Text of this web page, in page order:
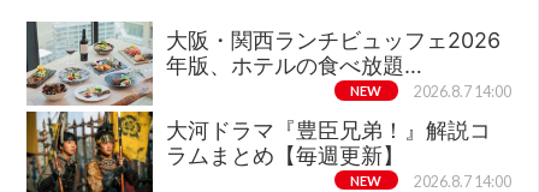
大阪・関西ランチビュッフェ2026
年版、ホテルの食べ放題…
NEW 2026.8.7 14:00
大河ドラマ『豊臣兄弟！』解説コ
ラムまとめ【毎週更新】
NEW 2026.8.7 14:00